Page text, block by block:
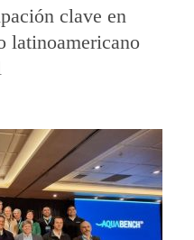
clave en
latinoamericano